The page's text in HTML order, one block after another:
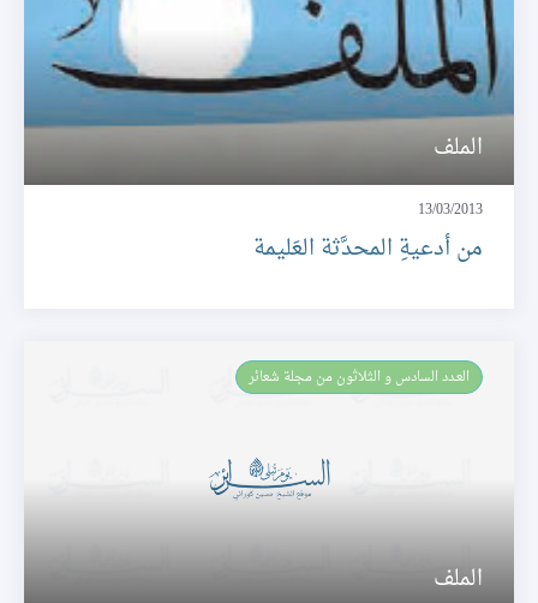
الملف
13/03/2013
من أدعيةِ المحدَّثة العَليمة
العـدد السادس و الثلاثون من مجلة شعائر
الملف